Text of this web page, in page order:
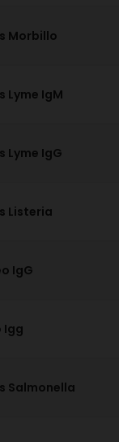
Morbillo
Lyme IgM
Lyme IgG
Listeria
IgG
Igg
Salmonella